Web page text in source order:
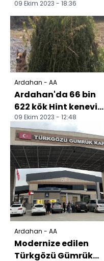
09 Ekim 2023 - 18:36
Ardahan - AA
Ardahan'da 66 bin
622 kök Hint keneviri
imha edildi
09 Ekim 2023 - 12:48
Ardahan - AA
Modernize edilen
Türkgözü Gümrük